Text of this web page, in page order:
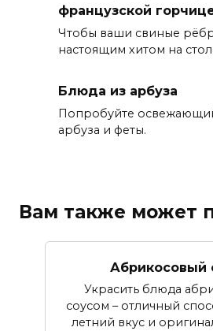
французской
Чтобы ваши свиные
настоящим хитом на
Блюда из арбуза
Попробуйте
арбуза и феты.
Вам также может
Абрикосовый
Украсить блюда
соусом – отличный
летний вкус и